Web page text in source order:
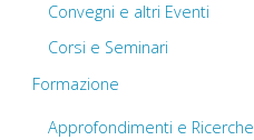
Convegni e altri Eventi
Corsi e Seminari
Formazione
Approfondimenti e Ricerche